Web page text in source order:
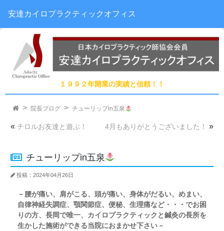
１９９２年開業の実績と信頼！！
安達カイロプラクティックオフィス
院長ブログ チューリップin五泉
« チロルお友達と遊ぶ！ 4月もありがとうございました！ »
チューリップin五泉
投稿：2024年04月26日
－腰が痛い、肩がこる、頭が痛い、身体がだるい、めまい、
自律神経失調症、顎関節症、便秘、生理痛など・・・でお困
りの方、長岡で唯一、カイロプラクティックと鍼灸の長所を
生かした施術ができる当院におまかせ下さい－